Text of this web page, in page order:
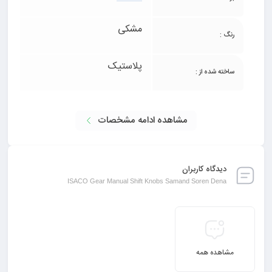
• مناسب استفاده برای سه نوع خودروی سمند، سورن و دنا
رنگ : مشکی
ساخته شده از : پلاستیک
مشاهده ادامه مشخصات
دیدگاه کاربران
ISACO Gear Manual Shift Knobs Samand Soren Dena
مشاهده همه